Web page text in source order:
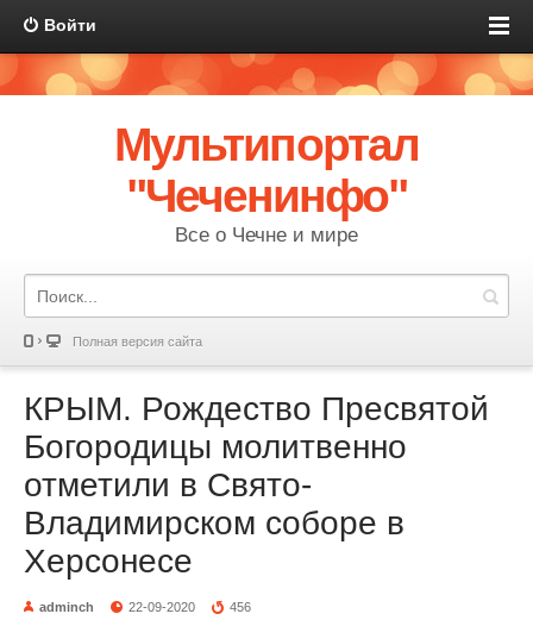
Войти
Мультипортал
"Чеченинфо"
Все о Чечне и мире
Полная версия сайта
КРЫМ. Рождество Пресвятой
Богородицы молитвенно
отметили в Свято-
Владимирском соборе в
Херсонесе
adminch 22-09-2020 456